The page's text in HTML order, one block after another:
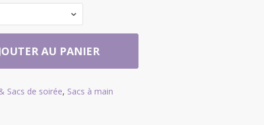
AU PANIER
Sacs de soirée, Sacs à main